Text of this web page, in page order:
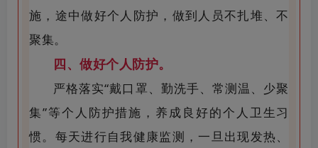
施，途中做好个人防护，做到人员不扎堆、不
聚集。
四、做好个人防护。
严格落实“戴口罩、勤洗手、常测温、少聚
集”等个人防护措施，养成良好的个人卫生习
惯。每天进行自我健康监测，一旦出现发热、